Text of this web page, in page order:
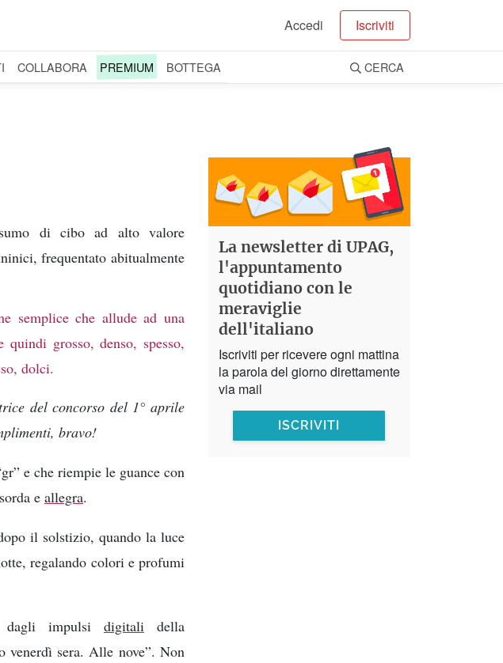
Accedi Iscriviti
COLLABORA PREMIUM BOTTEGA CERCA
di cibo ad alto valore
frequentato abitualmente
semplice che allude ad una
quindi grosso, denso, spesso,
dolci.
del concorso del 1° aprile
bravo!
e che riempie le guance con
e allegra.
il solstizio, quando la luce
regalando colori e profumi
dagli impulsi digitalidella
venerdì sera. Alle nove”. Non
La newsletter di UPAG,
l'appuntamento
quotidiano con le
meraviglie
dell'italiano
Iscriviti per ricevere ogni mattina
la parola del giorno direttamente
via mail
ISCRIVITI